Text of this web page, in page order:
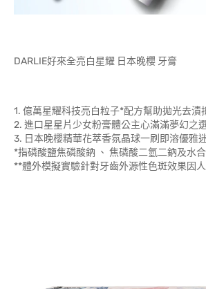
DARLIE好來全亮白星耀 日本晚櫻 牙膏
1. 億萬星耀科技亮白粒子*配方幫助拋光去漬
2. 進口星星片少女粉膏體公主心滿滿夢幻之
3. 日本晚櫻精華花萃香氛晶球一刷即溶優雅
*指磷酸鹽焦磷酸鈉 、 焦磷酸二氫二鈉及水
**體外模擬實驗針對牙齒外源性色斑效果因